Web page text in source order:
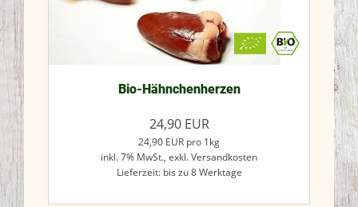
Bio-Hähnchenherzen
24,90 EUR
24,90 EUR pro 1kg
inkl. 7% MwSt., exkl. Versandkosten
Lieferzeit: bis zu 8 Werktage